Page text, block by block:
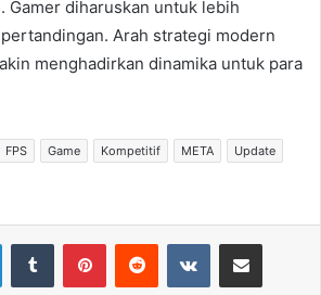
Gamer diharuskan untuk lebih
Arah strategi modern
menghadirkan dinamika untuk para
FPS Game Kompetitif META
Update